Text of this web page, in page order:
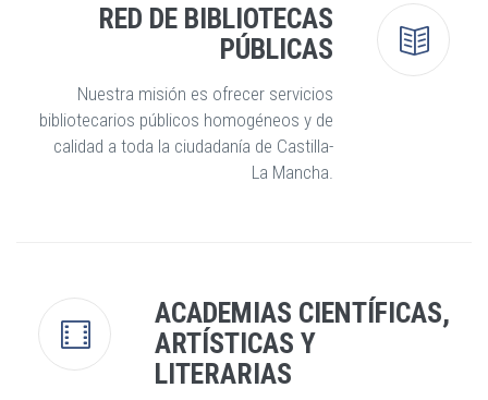
RED DE BIBLIOTECAS
PÚBLICAS
Nuestra misión es ofrecer servicios
bibliotecarios públicos homogéneos y de
calidad a toda la ciudadanía de Castilla-
La Mancha.
ACADEMIAS CIENTÍFICAS,
ARTÍSTICAS Y
LITERARIAS